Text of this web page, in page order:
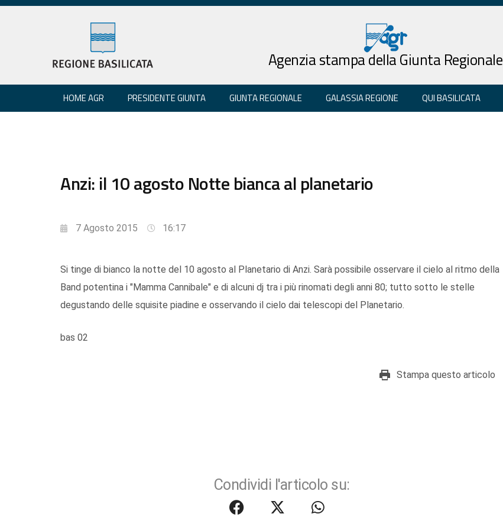
Agenzia stampa della Giunta Regionale
HOME AGR PRESIDENTE GIUNTA GIUNTA REGIONALE GALASSIA REGIONE QUI BASILICATA
Anzi: il 10 agosto Notte bianca al planetario
7 Agosto 2015 16:17
Si tinge di bianco la notte del 10 agosto al Planetario di Anzi. Sarà possibile osservare il cielo al ritmo della
Band potentina i "Mamma Cannibale" e di alcuni dj tra i più rinomati degli anni 80; tutto sotto le stelle
degustando delle squisite piadine e osservando il cielo dai telescopi del Planetario.
bas 02
Stampa questo articolo
Condividi l'articolo su: